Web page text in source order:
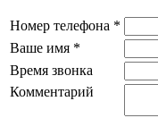
Номер телефона *
Ваше имя *
Время звонка
Комментарий